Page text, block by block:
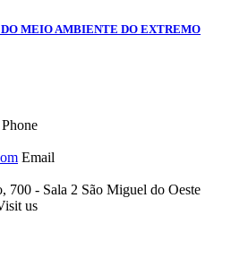
MEIO AMBIENTE DO EXTREMO
Phone
Email
700 - Sala 2 São Miguel do Oeste
us